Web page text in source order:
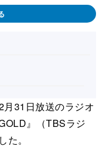
31日放送のラジオ
』（TBSラジ
。